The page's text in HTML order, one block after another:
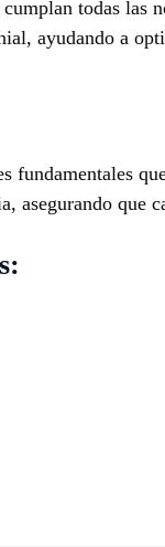
todas las
ayudando a
fundamentales
que